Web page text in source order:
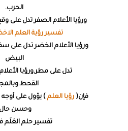
الحرب.
ورؤيا الأعلام الصفر تدل على
تفسير رؤية العلم
ورؤيا الأعلام الخضر تدل على
البيض
تدل على مطر.ورؤيا
فإن( رؤيا العلم ) يؤول على
وحسن
تفسير حلم العَلَم